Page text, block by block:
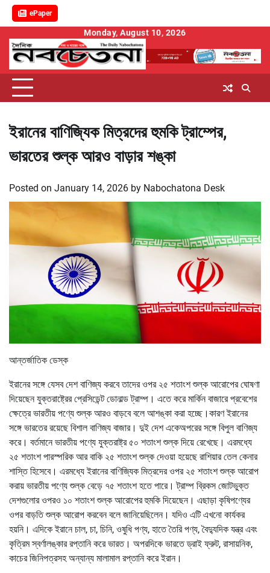
ePaper
content
Monday, August 10, 2026
ইরানের বাণিজ্যিক মিত্রদের হুমকি ট্রাম্পের,
ভারতের শুল্ক আরও বাড়ার শঙ্কা
Posted on January 14, 2026 by Nabochatona Desk
আন্তর্জাতিক ডেস্ক
ইরানের সঙ্গে যেসব দেশ বাণিজ্য করবে তাদের ওপর ২৫ শতাংশ শুল্ক আরোপের ঘোষণা
দিয়েছেন যুক্তরাষ্ট্রের প্রেসিডেন্ট ডোনাল্ড ট্রাম্প। এতে করে মার্কিন বাজারে প্রবেশের
ক্ষেত্রে ভারতীয় পণ্যে শুল্ক আরও বাড়বে বলে আশঙ্কা করা হচ্ছে।কারণ ইরানের
সঙ্গে ভারতের রয়েছে বিশাল বাণিজ্য বাজার। দুই দেশ একেঅপরের সঙ্গে বিপুল বাণিজ্য
করে। বর্তমানে ভারতীয় পণ্যে যুক্তরাষ্ট্র ৫০ শতাংশ শুল্ক দিয়ে রেখেছে। এরমধ্যে
২৫ শতাংশ পারস্পরিক আর বাকি ২৫ শতাংশ শুল্ক দেওয়া হয়েছে রাশিয়ার তেল কেনার
শাস্তি হিসেবে। এরমধ্যে ইরানের বাণিজ্যিক মিত্রদের ওপর ২৫ শতাংশ শুল্ক আরোপ
করায় ভারতীয় পণ্যে শুল্ক বেড়ে ৭৫ শতাংশ হতে পারে। ট্রাম্প ব্রিকস জোটভুক্ত
দেশগুলোর ওপরও ১০ শতাংশ শুল্ক আরোপের হুমকি দিয়েছেন। এছাড়া কৃষিপণ্যের
ওপর বাড়তি শুল্ক আরোপ করবেন বলে জানিয়েছিলেন। যদিও এটি এখনো কার্যকর
হয়নি। এদিকে ইরানে চাল, চা, চিনি, ওষুধি পণ্য, হাতে তৈরি পণ্য, বৈদ্যুদিক যন্ত্র এবং
কৃত্রিম স্বর্ণালঙ্কার রপ্তানি করে ভারত। অপরদিকে ভারতে ড্রাই ফ্রুট, রাসায়নিক,
কাচের জিনিপত্রসহ অন্যান্য মালামাল রপ্তানি করে ইরান।